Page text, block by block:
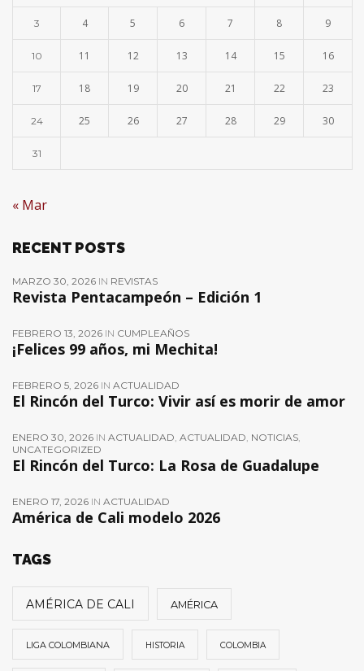
3 4 5 6 7 8 9
10 11 12 13 14 15 16
17 18 19 20 21 22 23
24 25 26 27 28 29 30
31
« Mar
RECENT POSTS
MARZO 30, 2026 IN REVISTAS
Revista Pentacampeón – Edición 1
FEBRERO 13, 2026 IN CUMPLEAÑOS
¡Felices 99 años, mi Mechita!
FEBRERO 5, 2026 IN ACTUALIDAD
El Rincón del Turco: Vivir así es morir de amor
ENERO 30, 2026 IN ACTUALIDAD, ACTUALIDAD, NOTICIAS,
UNCATEGORIZED
El Rincón del Turco: La Rosa de Guadalupe
ENERO 17, 2026 IN ACTUALIDAD
América de Cali modelo 2026
TAGS
AMÉRICA DE CALI AMÉRICA
LIGA COLOMBIANA HISTORIA COLOMBIA